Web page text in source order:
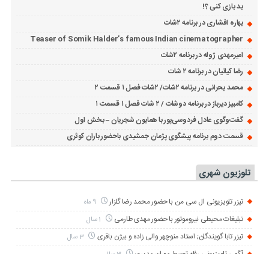
بد بازی کنی ؟!
بهاره افشاری در برنامه ۲شات
Teaser of Somik Halder’s famous Indian cinematographer
امیرمهدی ژوله در برنامه ۲شات
رضا کیانیان در برنامه ۲ شات
محمد بحرانی در برنامه ۲شات/ ۲شات فصل ۱ قسمت ۲
کامبیز دیرباز در برنامه دوشات / ۲ شات فصل ۱ قسمت ۱
گفت‌وگوی عادل فردوسی‌پور با همایون شجریان – بخش اول
قسمت دوم برنامه پیشگوی پژمان جمشیدی باحضور باران کوثری
تلوزیون شهری
تیزر تلویزیونی ال سی من با حضور محمد رضا گلزار 9 ماه
تبلیغات محیطی نیروموتور با حضور مهدی طارمی
تیزر تابا گویندگان; استاد منوچهر والی زاده و بیژن باقری 3 سال